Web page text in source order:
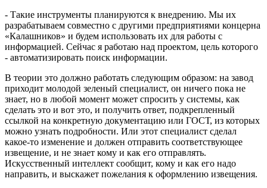
- Такие инструменты планируются к внедрению. Мы их
разрабатываем совместно с другими предприятиями концерна
«Калашников» и будем использовать их для работы с
информацией. Сейчас я работаю над проектом, цель которого
- автоматизировать поиск информации.
В теории это должно работать следующим образом: на завод
приходит молодой зеленый специалист, он ничего пока не
знает, но в любой момент может спросить у системы, как
сделать это и вот это, и получить ответ, подкрепленный
ссылкой на конкретную документацию или ГОСТ, из которых
можно узнать подробности. Или этот специалист сделал
какое-то изменение и должен отправить соответствующее
извещение, и не знает кому и как его отправлять.
Искусственный интеллект сообщит, кому и как его надо
направить, и выскажет пожелания к оформлению извещения.